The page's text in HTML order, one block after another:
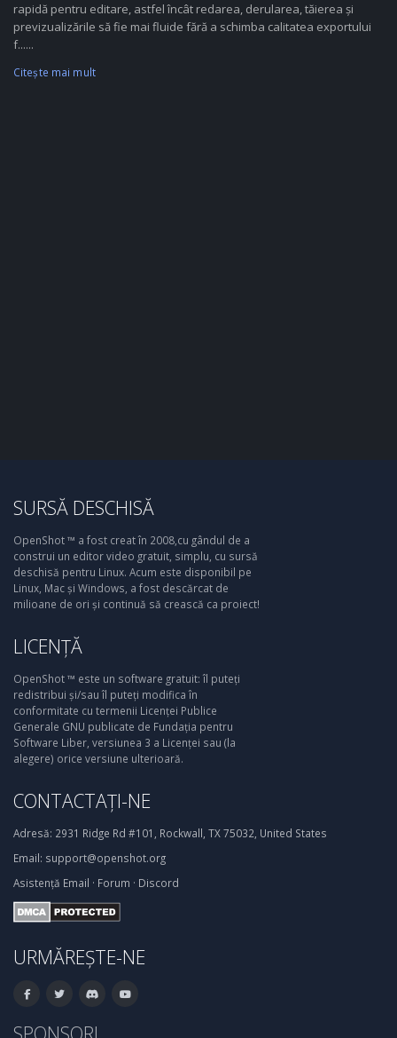
rapidă pentru editare, astfel încât redarea, derularea, tăierea și
previzualizările să fie mai fluide fără a schimba calitatea exportului
f......
Citeşte mai mult
SURSĂ DESCHISĂ
OpenShot ™ a fost creat în 2008,cu gândul de a
construi un editor video gratuit, simplu, cu sursă
deschisă pentru Linux. Acum este disponibil pe
Linux, Mac și Windows, a fost descărcat de
milioane de ori și continuă să crească ca proiect!
LICENȚĂ
OpenShot ™ este un software gratuit: îl puteți
redistribui și/sau îl puteți modifica în
conformitate cu termenii Licenței Publice
Generale GNU publicate de Fundația pentru
Software Liber, versiunea 3 a Licenței sau (la
alegere) orice versiune ulterioară.
CONTACTAȚI-NE
Adresă: 2931 Ridge Rd #101, Rockwall, TX 75032, United States
Email: support@openshot.org
Asistență Email · Forum · Discord
URMĂREȘTE-NE